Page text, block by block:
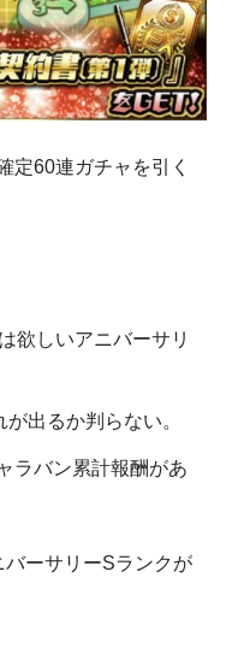
定60連ガチャを引く
欲しいアニバーサリ
出るか判らない。
ラバン累計報酬があ
ーサリーSランクが